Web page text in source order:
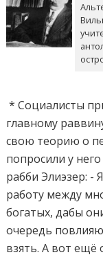
* Социалисты
главному
свою теорию о
попросили у
рабби Элиэзер: -
работу между
богатых, дабы
очередь повлияю
взять. А вот ещё